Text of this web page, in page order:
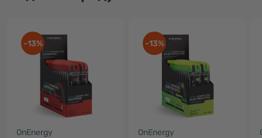
-13%
OnEnergy
-13%
OnEnergy